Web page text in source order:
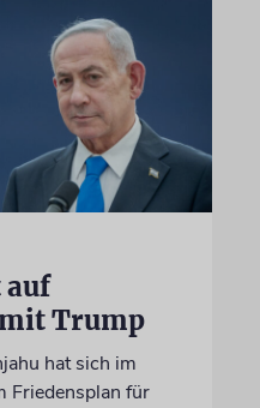
auf
Trump
hat sich im
Friedensplan für